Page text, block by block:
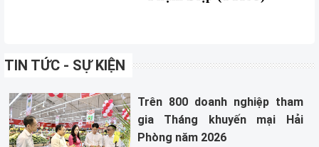
TIN TỨC - SỰ KIỆN
Trên 800 doanh nghiệp tham
gia Tháng khuyến mại Hải
Phòng năm 2026